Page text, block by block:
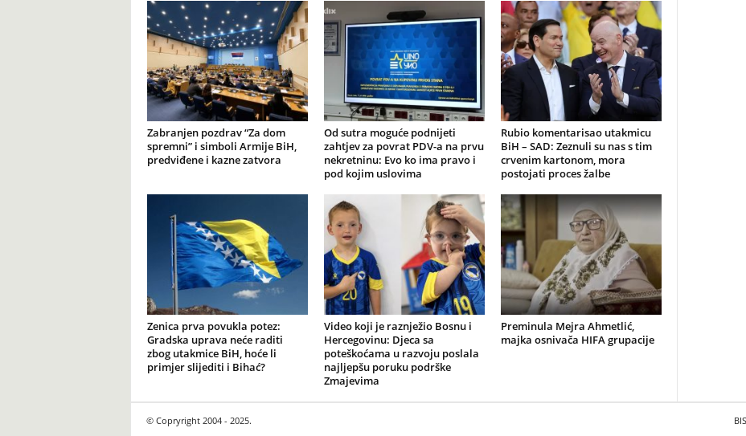
Zabranjen pozdrav “Za dom
spremni” i simboli Armije BiH,
predviđene i kazne zatvora
Od sutra moguće podnijeti
zahtjev za povrat PDV-a na prvu
nekretninu: Evo ko ima pravo i
pod kojim uslovima
Rubio komentarisao utakmicu
BiH – SAD: Zeznuli su nas s tim
crvenim kartonom, mora
postojati proces žalbe
Zenica prva povukla potez:
Gradska uprava neće raditi
zbog utakmice BiH, hoće li
primjer slijediti i Bihać?
Video koji je raznježio Bosnu i
Hercegovinu: Djeca sa
poteškoćama u razvoju poslala
najljepšu poruku podrške
Zmajevima
Preminula Mejra Ahmetlić,
majka osnivača HIFA grupacije
© Copryright 2004 - 2025.